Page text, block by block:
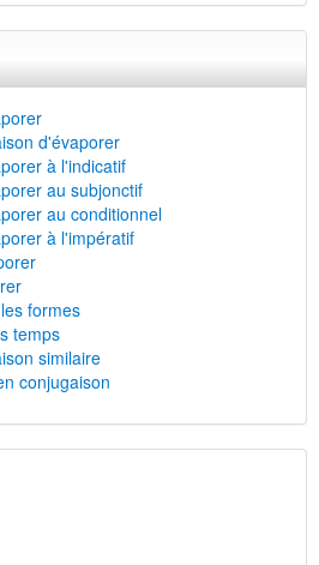
d'évaporer
à l'indicatif
au subjonctif
au conditionnel
à l'impératif
formes
temps
similaire
conjugaison